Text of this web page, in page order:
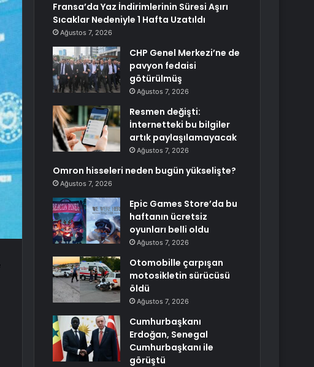
Fransa’da Yaz İndirimlerinin Süresi Aşırı
Sıcaklar Nedeniyle 1 Hafta Uzatıldı
Ağustos 7, 2026
CHP Genel Merkezi’ne de
pavyon fedaisi
götürülmüş
Ağustos 7, 2026
Resmen değişti:
İnternetteki bu bilgiler
artık paylaşılamayacak
Ağustos 7, 2026
Omron hisseleri neden bugün yükselişte?
Ağustos 7, 2026
Epic Games Store’da bu
haftanın ücretsiz
oyunları belli oldu
Ağustos 7, 2026
Otomobille çarpışan
motosikletin sürücüsü
öldü
Ağustos 7, 2026
Cumhurbaşkanı
Erdoğan, Senegal
Cumhurbaşkanı ile
görüştü